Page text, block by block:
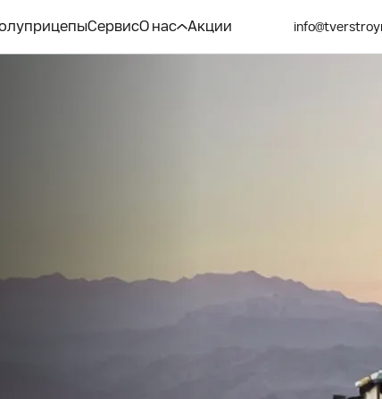
СервисО нас Акции